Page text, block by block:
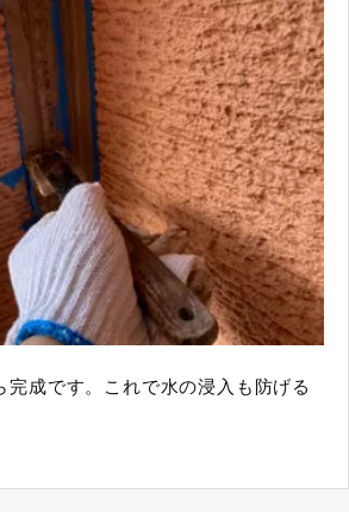
完成です。これで水の浸入も防げる